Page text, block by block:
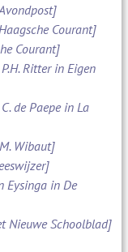
Courant]
Courant]
Ritter in Eigen
de Paepe in La
Wibaut]
Eysinga in De
Nieuwe Schoolblad]